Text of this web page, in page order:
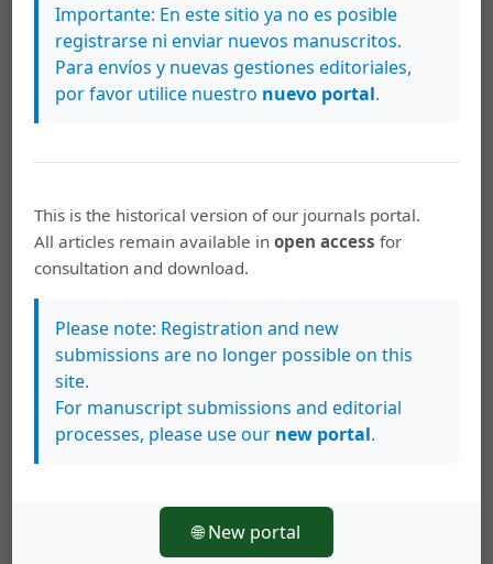
Sociolingüistica. Madrid: Gredos.
Maddieson, I. 1984. Patterns of Sounds. Cambridge:
Cambridge University Press.
a Luis Flárez: 220-7. Bogotá: Instituto Caro y Cuervo.
Navarro Tomás, T. 1952. Manual de pronunciación
española. Madrid: Consejo Superior de Investigaciones
Científicas.
Núñez Cedeño, R. et al. 1986. Estudios sobre la fonología
del español del Caribe. Caracas: Ediciones La Casa de
Bello.
Paradis, C. y J. F. Prunet. 1989. "On coronal
Phonetics and phonology . The special status of
coronals: internal and external evidence. San Diego &
Importante: En este sitio ya no es posible
registrarse ni enviar nuevos manuscritos.
Para envíos y nuevas gestiones editoriales,
por favor utilice nuestro nuevo portal.
This is the historical version of our journals portal.
All articles remain available inopen access for
consultation and download.
Please note: Registration and new
submissions are no longer possible on this
site.
For manuscript submissions and editorial
processes, please use our new portal.
🌐 New portal